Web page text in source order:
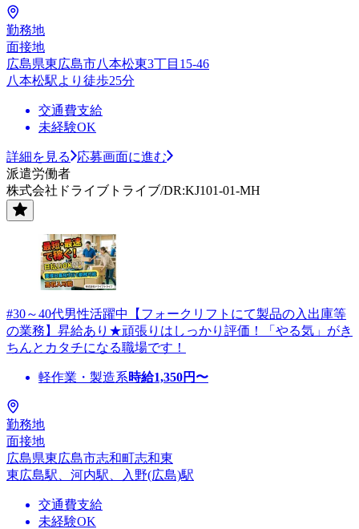
勤務地
面接地
広島県東広島市八本松東3丁目15-46
八本松駅より徒歩25分
交通費支給
未経験OK
詳細を見る
応募画面に進む
派遣労働者
株式会社ドライブトライブ/DR:KJ101-01-MH
#30～40代男性活躍中【フォークリフトにて製品の入出庫等
の業務】昇給あり★頑張りはしっかり評価！「やる気」がき
ちんとカタチになる職場です！
軽作業・製造系時給1,350円〜
勤務地
面接地
広島県東広島市志和町志和東
東広島駅、河内駅、入野(広島)駅
交通費支給
未経験OK